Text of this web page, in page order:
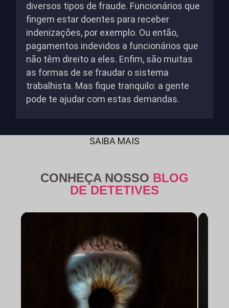
diversos tipos de fraude. Funcionários que
fingem estar doentes para receber
indenizações, por exemplo. Ou então,
pagamentos indevidos a funcionários que
não têm direito a eles. Enfim, são muitas
as formas de se fraudar o sistema
trabalhista. Mas fique tranquilo: a gente
pode te ajudar com estas demandas.
SAIBA MAIS
CONHEÇA NOSSO BLOG
DE DETETIVES